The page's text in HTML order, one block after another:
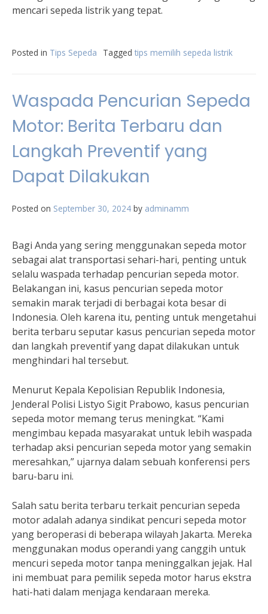
mencari sepeda listrik yang tepat.
Posted in Tips Sepeda Tagged tips memilih sepeda listrik
Waspada Pencurian Sepeda
Motor: Berita Terbaru dan
Langkah Preventif yang
Dapat Dilakukan
Posted on September 30, 2024 by adminamm
Bagi Anda yang sering menggunakan sepeda motor
sebagai alat transportasi sehari-hari, penting untuk
selalu waspada terhadap pencurian sepeda motor.
Belakangan ini, kasus pencurian sepeda motor
semakin marak terjadi di berbagai kota besar di
Indonesia. Oleh karena itu, penting untuk mengetahui
berita terbaru seputar kasus pencurian sepeda motor
dan langkah preventif yang dapat dilakukan untuk
menghindari hal tersebut.
Menurut Kepala Kepolisian Republik Indonesia,
Jenderal Polisi Listyo Sigit Prabowo, kasus pencurian
sepeda motor memang terus meningkat. “Kami
mengimbau kepada masyarakat untuk lebih waspada
terhadap aksi pencurian sepeda motor yang semakin
meresahkan,” ujarnya dalam sebuah konferensi pers
baru-baru ini.
Salah satu berita terbaru terkait pencurian sepeda
motor adalah adanya sindikat pencuri sepeda motor
yang beroperasi di beberapa wilayah Jakarta. Mereka
menggunakan modus operandi yang canggih untuk
mencuri sepeda motor tanpa meninggalkan jejak. Hal
ini membuat para pemilik sepeda motor harus ekstra
hati-hati dalam menjaga kendaraan mereka.